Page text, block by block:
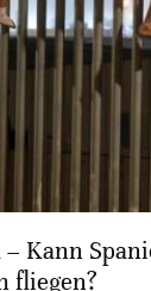
Kann
fliegen?